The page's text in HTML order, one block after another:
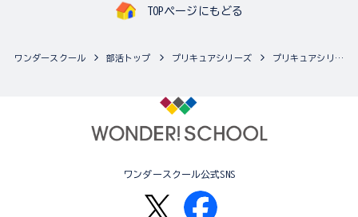
TOPページにもどる
ワンダースクール 部活トップ プリキュアシリーズ プリキュアシリーズの最新商品一覧
ワンダースクール公式SNS